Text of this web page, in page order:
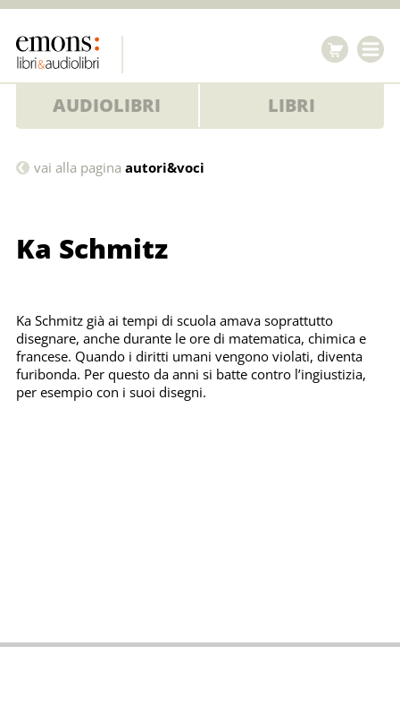
AUDIOLIBRI LIBRI
Kavai alla pagina autori&voci
Ka Schmitz
Ka Schmitz già ai tempi di scuola amava soprattutto
disegnare, anche durante le ore di matematica, chimica e
francese. Quando i diritti umani vengono violati, diventa
furibonda. Per questo da anni si batte contro l’ingiustizia,
per esempio con i suoi disegni.